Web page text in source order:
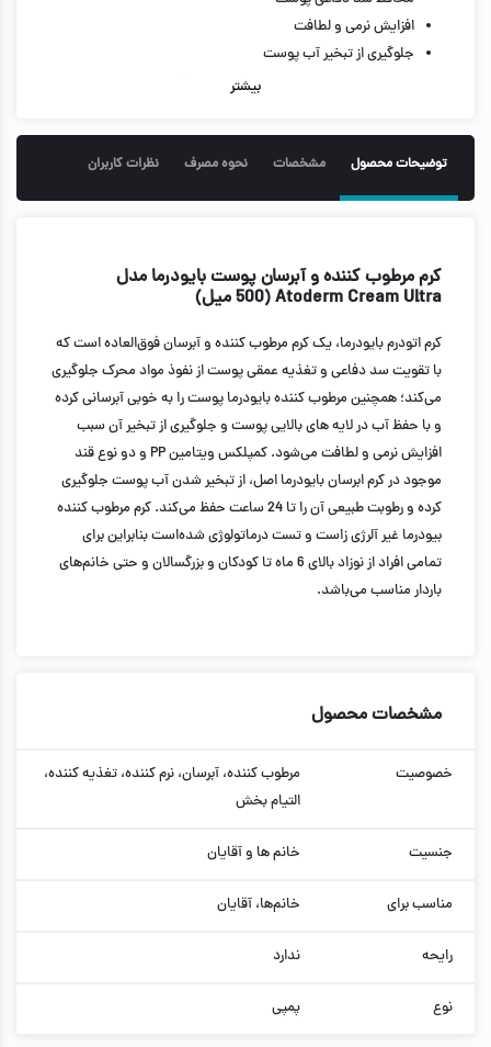
افزایش نرمی و لطافت
جلوگیری از تبخیر آب پوست
حفظ رطوبت در لایه های بالایی (24 ساعت)
فاقد عطر و اسانس
فاقد پارابن و الکل های مضر
دارای تست درماتولوژی
حجم 500 میل
بیشتر
توضیحات محصول مشخصات نحوه مصرف نظرات کاربران
کرم مرطوب کننده و آبرسان پوست بایودرما مدل
Atoderm Cream Ultra (500 میل)
کرم اتودرم بایودرما، یک کرم مرطوب‌ کننده و آبرسان فوق‌العاده است که
با تقویت سد دفاعی و تغذیه عمقی پوست از نفوذ مواد محرک جلوگیری
می‌کند؛ همچنین مرطوب کننده بایودرما پوست را به خوبی آبرسانی کرده
و با حفظ آب در لایه های بالایی پوست و جلوگیری از تبخیر آن سبب
افزایش نرمی و لطافت می‌شود. کمپلکس ویتامین PP و دو نوع قند
موجود در کرم ابرسان بایودرما اصل، از تبخیر شدن آب پوست جلوگیری
کرده و رطوبت طبیعی آن را تا 24 ساعت حفظ می‌کند. کرم مرطوب کننده
بیودرما غیر آلرژی زاست و تست درماتولوژی شده‌است بنابراین برای
تمامی افراد از نوزاد بالای 6 ماه تا کودکان و بزرگسالان و حتی خانم‌های
باردار مناسب می‌باشد.
مشخصات محصول
خصوصیت
مرطوب کننده، آبرسان، نرم کننده، تغذیه کننده،
التیام بخش
جنسیت خانم ها و آقایان
مناسب برای خانم‌ها، آقایان
رایحه ندارد
نوع پمپی